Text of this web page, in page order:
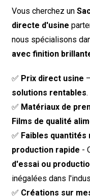
Vous cherchez un
directe d'usine
nous spécialisons
avec finition
✅ Prix ​​direct usine
solutions rentables.
✅ Matériaux de
Films de qualité
✅ Faibles quantités
production rapide -
d'essai ou
inégalées dans
✅ Créations sur